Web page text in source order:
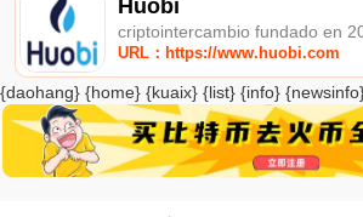
Huobi
criptointercambio fundado en
URL：https://www.huobi.com
{daohang} {home} {kuaix} {list} {info}